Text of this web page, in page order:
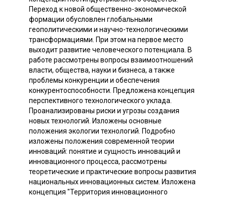
Переход к новой общественно-экономической
формации обусловлен глобальными
геополитическими и научно-технологическими
трансформациями. При этом на первое место
выходит развитие человеческого потенциала. В
работе рассмотрены вопросы взаимоотношений
власти, общества, науки и бизнеса, а также
проблемы конкуренции и обеспечения
конкурентоспособности. Предложена концепция
перспективного технологического уклада.
Проанализированы риски и угрозы создания
новых технологий. Изложены основные
положения экологии технологий. Подробно
изложены положения современной теории
инноваций: понятие и сущность инноваций и
инновационного процесса, рассмотрены
теоретические и практические вопросы развития
национальных инновационных систем. Изложена
концепция "Территория инновационного